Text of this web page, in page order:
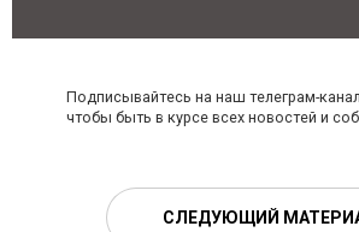
Подписывайтесь на наш телеграм-канал
чтобы быть в курсе всех новостей и
СЛЕДУЮЩИЙ